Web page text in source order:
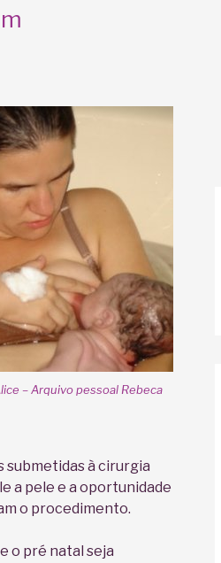
– Arquivo pessoal Rebeca
submetidas à cirurgia
a pele e a oportunidade
o procedimento.
o pré natal seja